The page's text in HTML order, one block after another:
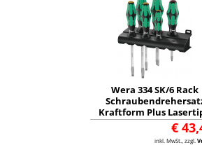
Wera 334 SK/6 Rack
Kraftform Plus
Rack, 6-teilig -
€
inkl. MwSt., zzgl.